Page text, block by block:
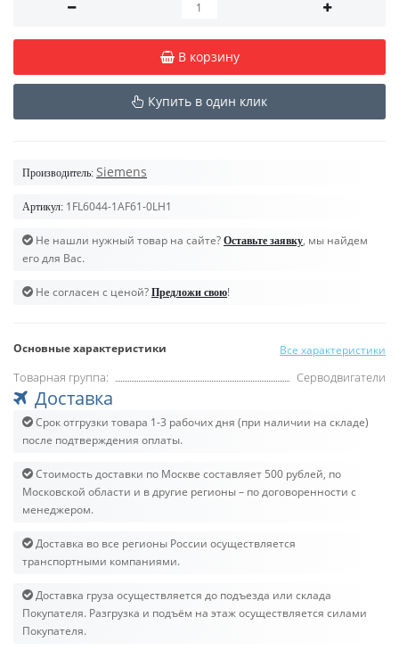
В корзину
Купить в один клик
Производитель: Siemens
Артикул: 1FL6044-1AF61-0LH1
Не нашли нужный товар на сайте? Оставьте заявку, мы найдем
его для Вас.
Не согласен с ценой? Предложи свою!
Основные характеристики Все характеристики
Товарная группа: Серводвигатели
Доставка
Срок отгрузки товара 1-3 рабочих дня (при наличии на складе)
после подтверждения оплаты.
Стоимость доставки по Москве составляет 500 рублей, по
Московской области и в другие регионы – по договоренности с
менеджером.
Доставка во все регионы России осуществляется
транспортными компаниями.
Доставка груза осуществляется до подъезда или склада
Покупателя. Разгрузка и подъём на этаж осуществляется силами
Покупателя.